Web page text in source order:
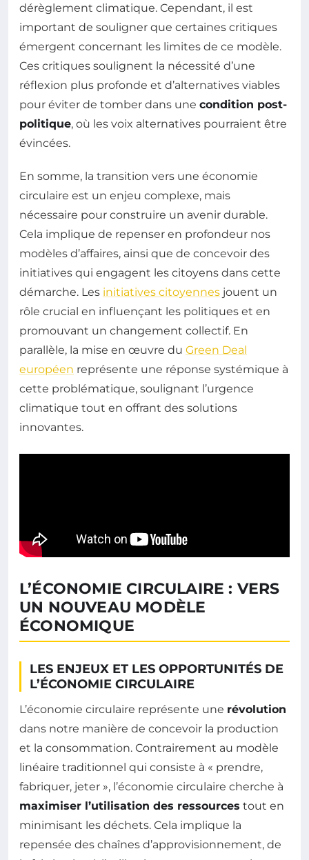
dérèglement climatique. Cependant, il est
important de souligner que certaines critiques
émergent concernant les limites de ce modèle.
Ces critiques soulignent la nécessité d’une
réflexion plus profonde et d’alternatives viables
pour éviter de tomber dans une condition post-
politique, où les voix alternatives pourraient être
évincées.
En somme, la transition vers une économie
circulaire est un enjeu complexe, mais
nécessaire pour construire un avenir durable.
Cela implique de repenser en profondeur nos
modèles d’affaires, ainsi que de concevoir des
initiatives qui engagent les citoyens dans cette
démarche. Les initiatives citoyennes jouent un
rôle crucial en influençant les politiques et en
promouvant un changement collectif. En
parallèle, la mise en œuvre du Green Deal
européen représente une réponse systémique à
cette problématique, soulignant l’urgence
climatique tout en offrant des solutions
innovantes.
L’ÉCONOMIE CIRCULAIRE : VERS
UN NOUVEAU MODÈLE
ÉCONOMIQUE
LES ENJEUX ET LES OPPORTUNITÉS DE
L’ÉCONOMIE CIRCULAIRE
L’économie circulaire représente une révolution
dans notre manière de concevoir la production
et la consommation. Contrairement au modèle
linéaire traditionnel qui consiste à « prendre,
fabriquer, jeter », l’économie circulaire cherche à
maximiser l’utilisation des ressources tout en
minimisant les déchets. Cela implique la
repensée des chaînes d’approvisionnement, de